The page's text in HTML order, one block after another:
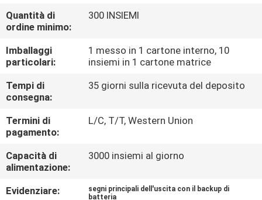
CONTROLLO
DI
QUALITÀ
CONTATTICI
RICHIEDA
CITAZIONE
Quantità di
ordine minimo:
300 INSIEMI
Imballaggi
particolari:
1 messo in 1 cartone interno, 10
insiemi in 1 cartone matrice
Tempi di
consegna:
35 giorni sulla ricevuta del deposito
Termini di
pagamento:
L/C, T/T, Western Union
Capacità di
alimentazione:
3000 insiemi al giorno
Evidenziare:
segni principali dell'uscita con il backup di
batteria